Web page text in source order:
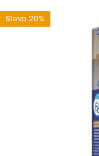
Sleva 20%